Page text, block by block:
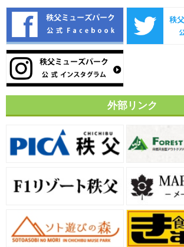
外部リンク